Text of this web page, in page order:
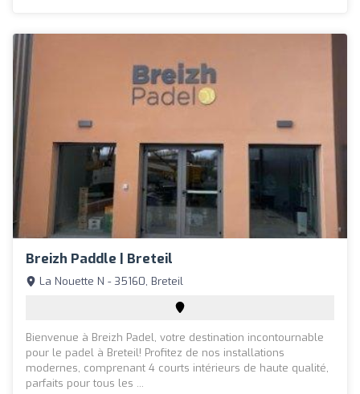
Breizh Paddle | Breteil
La Nouette N - 35160, Breteil
Bienvenue à Breizh Padel, votre destination incontournable
pour le padel à Breteil! Profitez de nos installations
modernes, comprenant 4 courts intérieurs de haute qualité,
parfaits pour tous les ...